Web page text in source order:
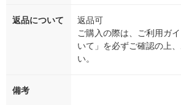
返品について
返品可
ご購入の際は、ご利用ガ
いて」を必ずご確認の上
い。
備考